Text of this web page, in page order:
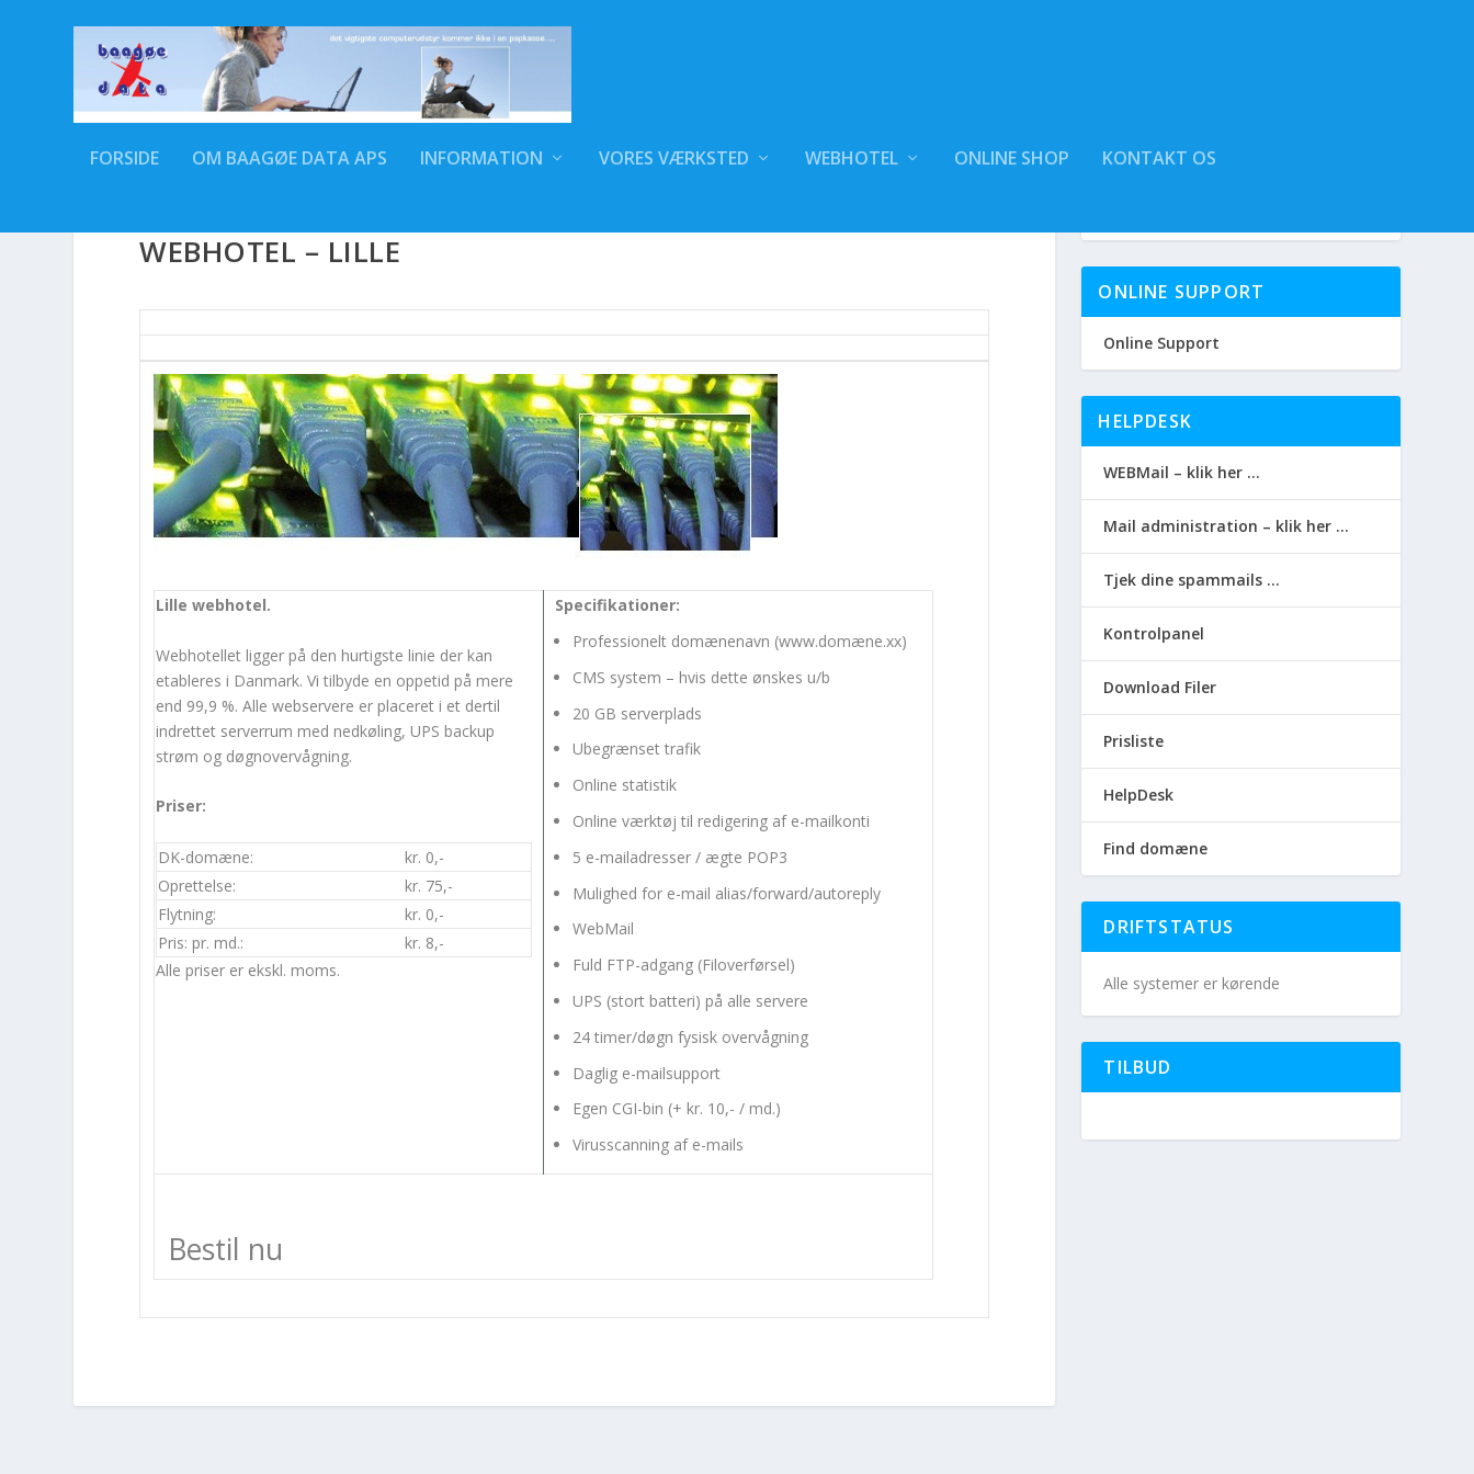
FORSIDE OM BAAGØE DATA APS INFORMATION VORES VÆRKSTED WEBHOTEL ONLINE SHOP KONTAKT OS
WEBHOTEL – LILLE
Lille webhotel.
Webhotellet ligger på den hurtigste linie der kan
etableres i Danmark. Vi tilbyde en oppetid på mere
end 99,9 %. Alle webservere er placeret i et dertil
indrettet serverrum med nedkøling, UPS backup
strøm og døgnovervågning.
Priser:
DK-domæne:
kr. 0,-
Oprettelse:
kr. 75,-
Flytning:
kr. 0,-
Pris: pr. md.:
kr. 8,-
Alle priser er ekskl. moms.
Specifikationer:
Professionelt domænenavn (www.domæne.xx)
CMS system – hvis dette ønskes u/b
20 GB serverplads
Ubegrænset trafik
Online statistik
Online værktøj til redigering af e-mailkonti
5 e-mailadresser / ægte POP3
Mulighed for e-mail alias/forward/autoreply
WebMail
Fuld FTP-adgang (Filoverførsel)
UPS (stort batteri) på alle servere
24 timer/døgn fysisk overvågning
Daglig e-mailsupport
Egen CGI-bin (+ kr. 10,- / md.)
Virusscanning af e-mails
Bestil nu
ONLINE SUPPORT
Online Support
HELPDESK
WEBMail – klik her …
Mail administration – klik her …
Tjek dine spammails …
Kontrolpanel
Download Filer
Prisliste
HelpDesk
Find domæne
DRIFTSTATUS
Alle systemer er kørende
TILBUD